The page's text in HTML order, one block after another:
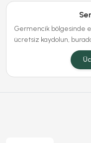
Germencik bölgesinde
ücretsiz kaydolun,